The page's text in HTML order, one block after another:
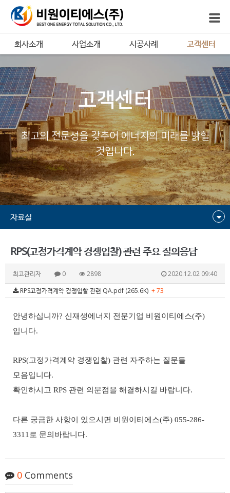
회사소개 사업소개 시공사례 고객센터
고객센터
최고의 전문성을 갖추어 에너지의 미래를 밝힐
것입니다.
자료실
RPS(고정가격계약 경쟁입찰) 관련 주요 질의응답
최고관리자 0 2898
2020.12.02 09:40
RPS고정가격계약 경쟁입찰 관련 QA.pdf (265.6K) + 73
안녕하십니까? 신재생에너지 전문기업 비원이티에스(주)
입니다.
RPS(고정가격계약 경쟁입찰) 관련 자주하는 질문들
모음입니다.
확인하시고 RPS 관련 의문점을 해결하시길 바랍니다.
다른 궁금한 사항이 있으시면 비원이티에스(주) 055-286-
3311로 문의바랍니다.​
0 Comments